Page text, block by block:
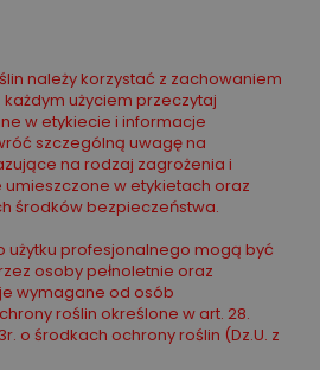
należy korzystać z zachowaniem
użyciem przeczytaj
w etykiecie i informacje
szczególną uwagę na
na rodzaj zagrożenia i
w etykietach oraz
środków bezpieczeństwa.
użytku profesjonalnego mogą być
osoby pełnoletnie oraz
wymagane od osób
roślin określone w art. 28.
o środkach ochrony roślin (Dz.U. z